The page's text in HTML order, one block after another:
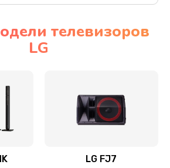
механики привода
кнопок, клавиш, индикаторов,
телевизоров
LG
LG FJ7